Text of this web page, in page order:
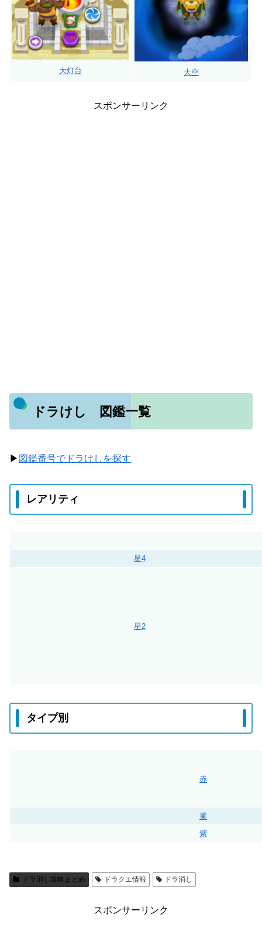
大灯台 大空
スポンサーリンク
ドラけし 図鑑一覧
▶ 図鑑番号でドラけしを探す
レアリティ
星4
星2
タイプ別
赤
黄
紫
ドラ消し攻略まとめ ドラクエ情報 ドラ消し
スポンサーリンク